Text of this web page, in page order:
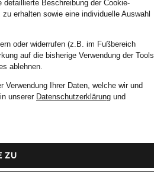
detaillierte Beschreibung der Cookie-
erhalten sowie eine individuelle Auswahl
oder widerrufen (z.B. im Fußbereich
auf die bisherige Verwendung der Tools
ablehnen.
Ihrer Daten, welche wir und
unserer Datenschutzerklärung und
ZU